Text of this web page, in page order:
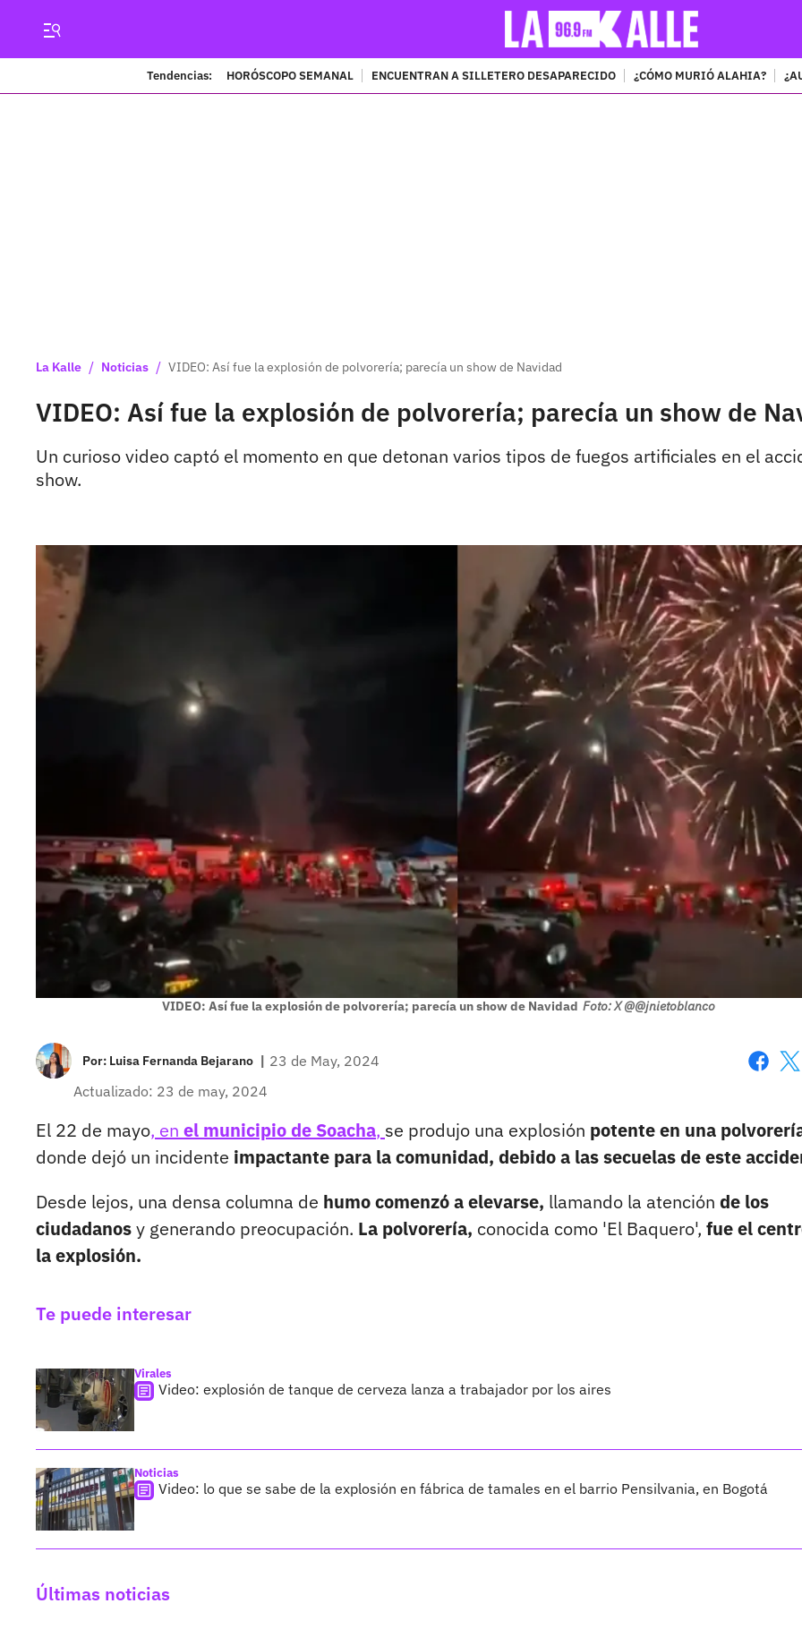
Tendencias: HORÓSCOPO SEMANAL ENCUENTRAN A SILLETERO DESAPARECIDO ¿CÓMO MURIÓ ALAHIA?
La Kalle / Noticias / VIDEO: Así fue la explosión de polvorería; parecía un show de Navidad
VIDEO: Así fue la explosión de polvorería; parecía un show de
Un curioso video captó el momento en que detonan varios tipos de fuegos artificiales en el
show.
VIDEO: Así fue la explosión de polvorería; parecía un show de Navidad Foto: X @@jnietoblanco
Por: Luisa Fernanda Bejarano | 23 de May, 2024
Actualizado: 23 de may, 2024
El 22 de mayo, en el municipio de Soacha, se produjo una explosión potente en una
donde dejó un incidente impactante para la comunidad, debido a las secuelas de este
Desde lejos, una densa columna de humo comenzó a elevarse, llamando la atención de los
ciudadanosy generando preocupación. La polvorería, conocida como 'El Baquero', fue el
la explosión.
Te puede interesar
Virales
Video: explosión de tanque de cerveza lanza a trabajador por los aires
Noticias
Video: lo que se sabe de la explosión en fábrica de tamales en el barrio Pensilvania, en Bogotá
Últimas noticias